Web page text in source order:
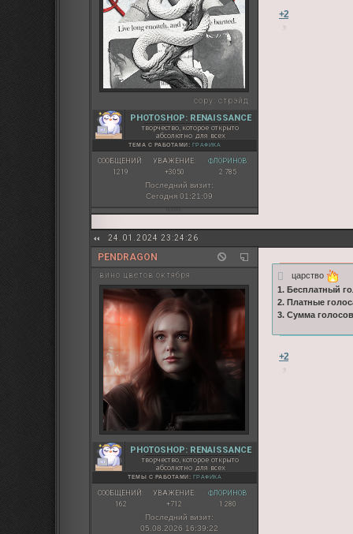
copy: стрэйд
PHOTOSHOP: RENAISSANCE
творчество, которое открыто
абсолютно для всех
ТЕМА С РАБОТАМИ: ГРАФИКА
СООБЩЕНИЙ:
1219
УВАЖЕНИЕ:
+3050
ФЛОРИНОВ:
2 785
Последний визит:
Сегодня 01:21:09
+2
24.01.2024 23:24:26
PENDRAGON
вино цветов октября
PHOTOSHOP: RENAISSANCE
творчество, которое открыто
абсолютно для всех
ТЕМЫ С РАБОТАМИ: ГРАФИКА
СООБЩЕНИЙ:
162
УВАЖЕНИЕ:
+712
ФЛОРИНОВ:
1 280
Последний визит:
05.08.2026 16:39:22
царство
1. Бесплатный
2. Платные
3. Сумма
+2